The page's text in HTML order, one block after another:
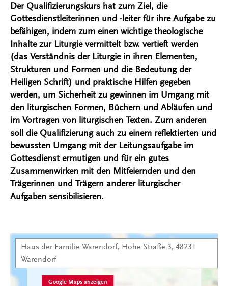
Der Qualifizierungskurs hat zum Ziel, die
Gottesdienstleiterinnen und -leiter für ihre Aufgabe zu
befähigen, indem zum einen wichtige theologische
Inhalte zur Liturgie vermittelt bzw. vertieft werden
(das Verständnis der Liturgie in ihren Elementen,
Strukturen und Formen und die Bedeutung der
Heiligen Schrift) und praktische Hilfen gegeben
werden, um Sicherheit zu gewinnen im Umgang mit
den liturgischen Formen, Büchern und Abläufen und
im Vortragen von liturgischen Texten. Zum anderen
soll die Qualifizierung auch zu einem reflektierten und
bewussten Umgang mit der Leitungsaufgabe im
Gottesdienst ermutigen und für ein gutes
Zusammenwirken mit den Mitfeiernden und den
Trägerinnen und Trägern anderer liturgischer
Aufgaben sensibilisieren.
Kartenansicht
Haus der Familie Warendorf, Hohe Straße 3, 48231
Warendorf
Google Maps anzeigen